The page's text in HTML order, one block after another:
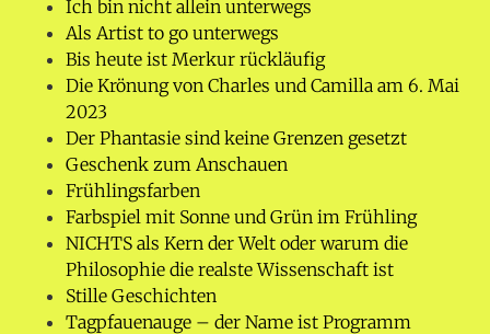
Ich bin nicht allein unterwegs
Als Artist to go unterwegs
Bis heute ist Merkur rückläufig
Die Krönung von Charles und Camilla am 6. Mai
2023
Der Phantasie sind keine Grenzen gesetzt
Geschenk zum Anschauen
Frühlingsfarben
Farbspiel mit Sonne und Grün im Frühling
NICHTS als Kern der Welt oder warum die
Philosophie die realste Wissenschaft ist
Stille Geschichten
Tagpfauenauge – der Name ist Programm